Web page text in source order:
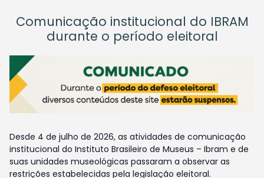
Comunicação institucional do IBRAM
durante o período eleitoral
Desde 4 de julho de 2026, as atividades de comunicação
institucional do Instituto Brasileiro de Museus – Ibram e de
suas unidades museológicas passaram a observar as
restrições estabelecidas pela legislação eleitoral.